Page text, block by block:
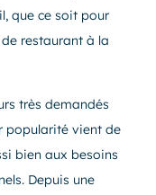
que ce soit pour
restaurant à la
très demandés
popularité vient de
bien aux besoins
Depuis une